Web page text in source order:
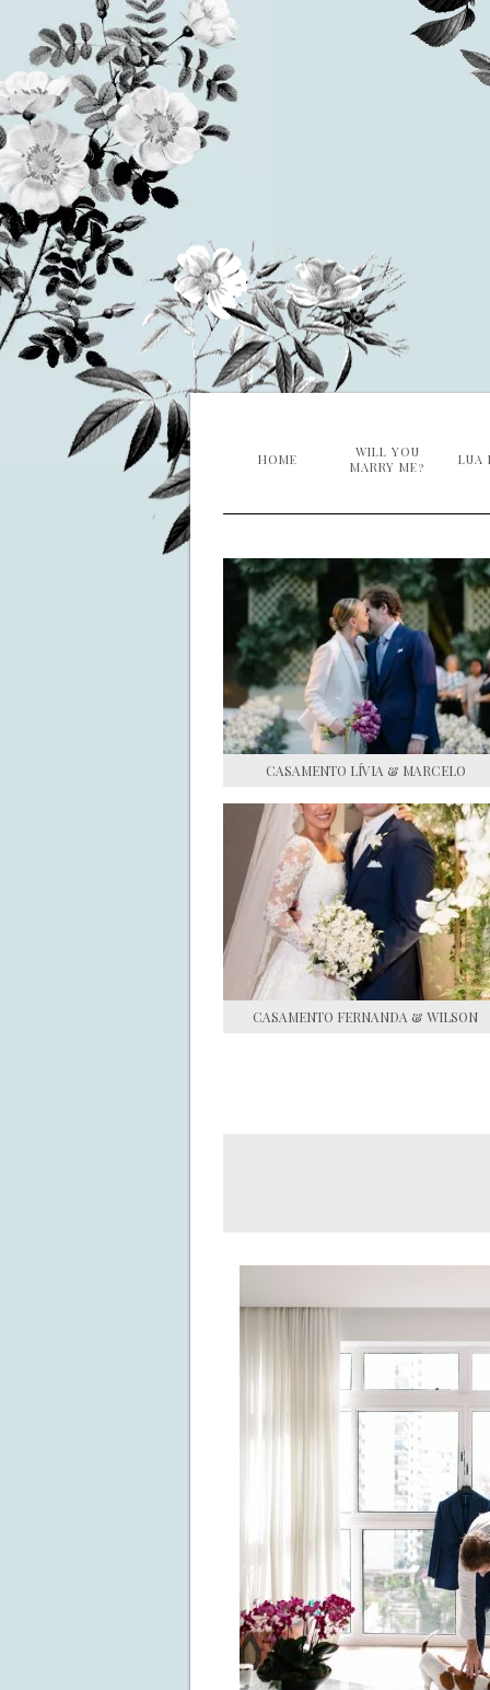
HOME
WILL YOU
MARRY ME?
LUA
CASAMENTO LÍVIA & MARCELO
CASAMENTO FERNANDA & WILSON